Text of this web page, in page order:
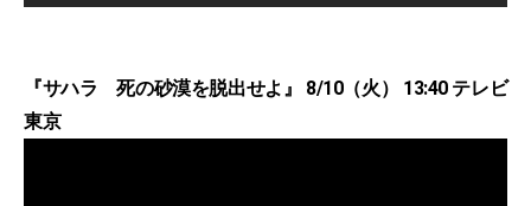
『サハラ 死の砂漠を脱出せよ』 8/10（火） 13:40 テレビ
東京